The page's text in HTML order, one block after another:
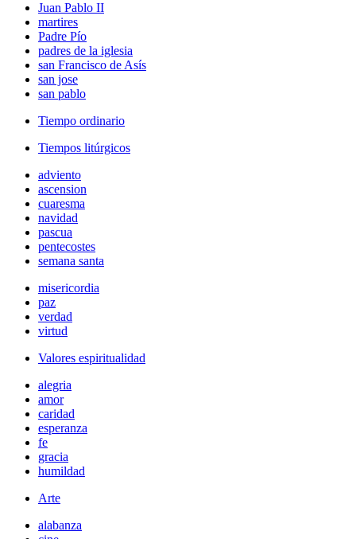
Juan Pablo II
martires
Padre Pío
padres de la iglesia
san Francisco de Asís
san jose
san pablo
Tiempo ordinario
Tiempos litúrgicos
adviento
ascension
cuaresma
navidad
pascua
pentecostes
semana santa
misericordia
paz
verdad
virtud
Valores espiritualidad
alegria
amor
caridad
esperanza
fe
gracia
humildad
Arte
alabanza